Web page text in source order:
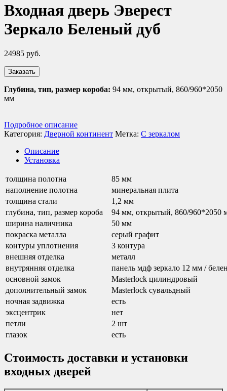
Входная дверь Эверест
Зеркало Беленый дуб
24985 руб.
Заказать
Глубина, тип, размер короба: 94 мм, открытый, 860/960*2050
мм
Подробное описание
Категория: Дверной континент Метка: С зеркалом
Описание
Установка
толщина полотна
85 мм
наполнение полотна
минеральная плита
толщина стали
1,2 мм
глубина, тип, размер короба
94 мм, открытый, 860/960*2050
ширина наличника
50 мм
покраска металла
серый графит
контуры уплотнения
3 контура
внешняя отделка
металл
внутрянняя отделка
панель мдф зеркало 12 мм /
основной замок
Masterlock цилиндровый
дополнительный замок
Masterlock сувальдный
ночная задвижка
есть
эксцентрик
нет
петли
2 шт
глазок
есть
Стоимость доставки и установки
входных дверей